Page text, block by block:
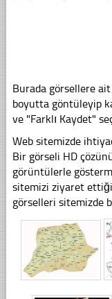
Burada görsellere
boyutta göntüleyip
ve "Farklı Kaydet"
Web sitemizde
Bir görseli HD
görüntülerle
sitemizi ziyaret
görselleri sitemizde